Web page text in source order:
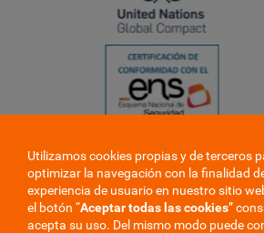
❮
❯
Utilizamos cookies propias y de terceros
optimizar la navegación con la finalidad
experiencia de usuario en nuestro sitio
el botón “Aceptar todas las cookies”
acepta su uso. Del mismo modo puede